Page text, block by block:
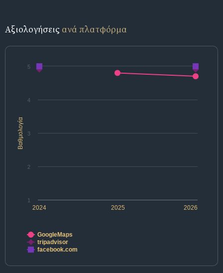
Αξιολογήσεις ανά πλατφόρμα
Βαθμολογία
2024 2025 2026
1
2
3
4
5
GoogleMaps
tripadvisor
facebook.com